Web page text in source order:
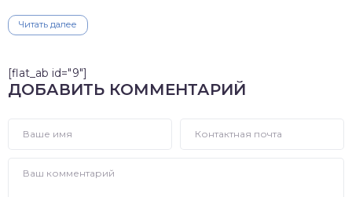
Читать далее
[flat_ab id="9"]
ДОБАВИТЬ КОММЕНТАРИЙ